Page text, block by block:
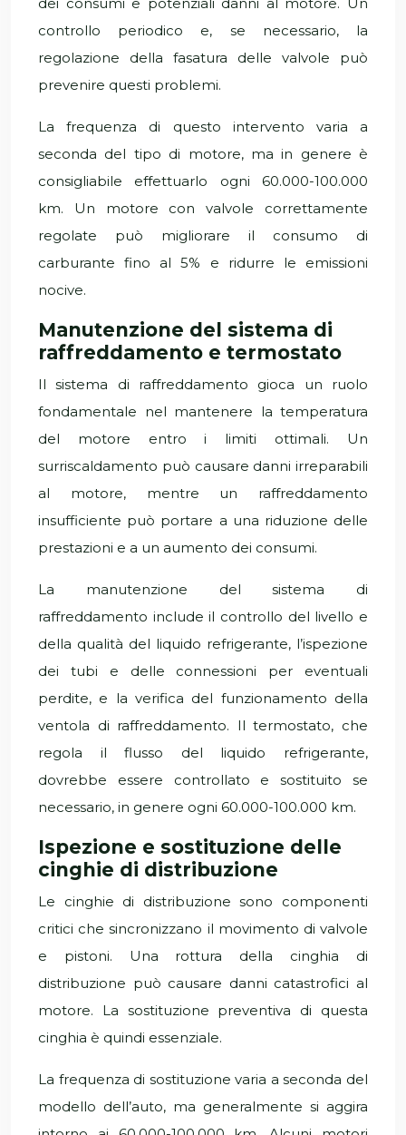
controllo periodico e, se necessario, la
regolazione della fasatura delle valvole può
prevenire questi problemi.
La frequenza di questo intervento varia a
seconda del tipo di motore, ma in genere è
consigliabile effettuarlo ogni 60.000-100.000
km. Un motore con valvole correttamente
regolate può migliorare il consumo di
carburante fino al 5% e ridurre le emissioni
nocive.
Manutenzione del sistema di
raffreddamento e termostato
Il sistema di raffreddamento gioca un ruolo
fondamentale nel mantenere la temperatura
del motore entro i limiti ottimali. Un
surriscaldamento può causare danni irreparabili
al motore, mentre un raffreddamento
insufficiente può portare a una riduzione delle
prestazioni e a un aumento dei consumi.
La manutenzione del sistema di
raffreddamento include il controllo del livello e
della qualità del liquido refrigerante, l’ispezione
dei tubi e delle connessioni per eventuali
perdite, e la verifica del funzionamento della
ventola di raffreddamento. Il termostato, che
regola il flusso del liquido refrigerante,
dovrebbe essere controllato e sostituito se
necessario, in genere ogni 60.000-100.000 km.
Ispezione e sostituzione delle
cinghie di distribuzione
Le cinghie di distribuzione sono componenti
critici che sincronizzano il movimento di valvole
e pistoni. Una rottura della cinghia di
distribuzione può causare danni catastrofici al
motore. La sostituzione preventiva di questa
cinghia è quindi essenziale.
La frequenza di sostituzione varia a seconda del
modello dell’auto, ma generalmente si aggira